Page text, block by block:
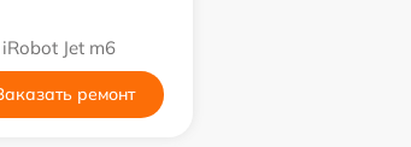
iRobot Jet m6
ремонт